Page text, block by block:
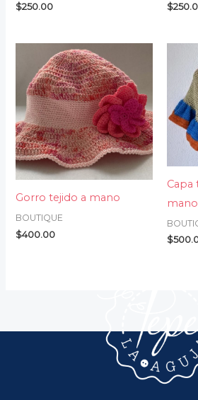
$250.00 $
Gorro tejido a mano
BOUTIQUE
$400.00
Capa
mano
$